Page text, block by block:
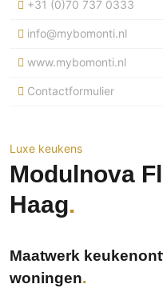
Woondecoratie
Verlichting
Haarden
Glas
Interieurbouw
Keuken
Ramen
Buitendeuren
Zonwering
Buitenshutters
Overig
Autolift
Tuinmeubelen
Tuinverlichting
Zwembad en zwemvijver
Buitenvloeren
Houten buitenvloeren
Kinderkamer
Serre/Veranda
Slaapkamer
Werkkamer
Wijnkelder
Woonkamer
Bijgebouw / Poolhouse
Terrasoverkapping
+31 (0)70 737 0333
info@mybomonti.nl
www.mybomonti.nl
Contactformulier
Luxe keukens
Modulnova
Haag
Maatwerk
woningen